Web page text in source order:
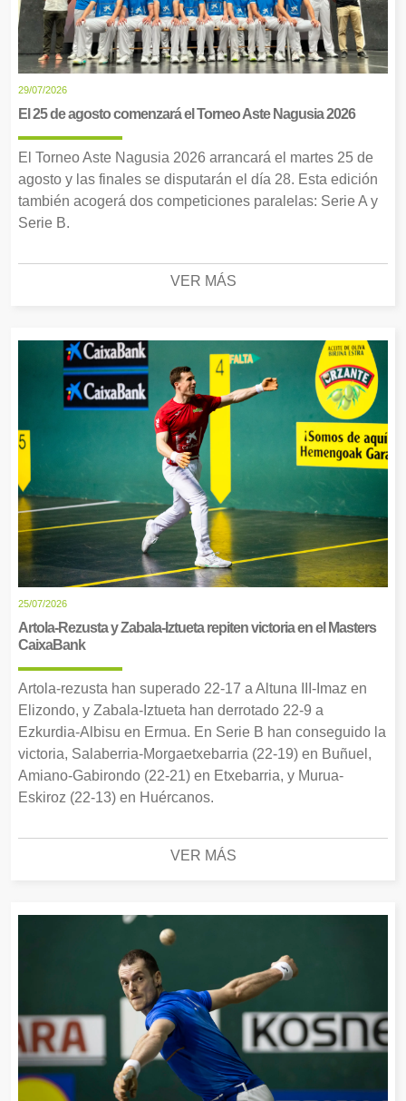
29/07/2026
El 25 de agosto comenzará el Torneo Aste Nagusia 2026
El Torneo Aste Nagusia 2026 arrancará el martes 25 de
agosto y las finales se disputarán el día 28. Esta edición
también acogerá dos competiciones paralelas: Serie A y
Serie B.
VER MÁS
25/07/2026
Artola-Rezusta y Zabala-Iztueta repiten victoria en el Masters
CaixaBank
Artola-rezusta han superado 22-17 a Altuna III-Imaz en
Elizondo, y Zabala-Iztueta han derrotado 22-9 a
Ezkurdia-Albisu en Ermua. En Serie B han conseguido la
victoria, Salaberria-Morgaetxebarria (22-19) en Buñuel,
Amiano-Gabirondo (22-21) en Etxebarria, y Murua-
Eskiroz (22-13) en Huércanos.
VER MÁS